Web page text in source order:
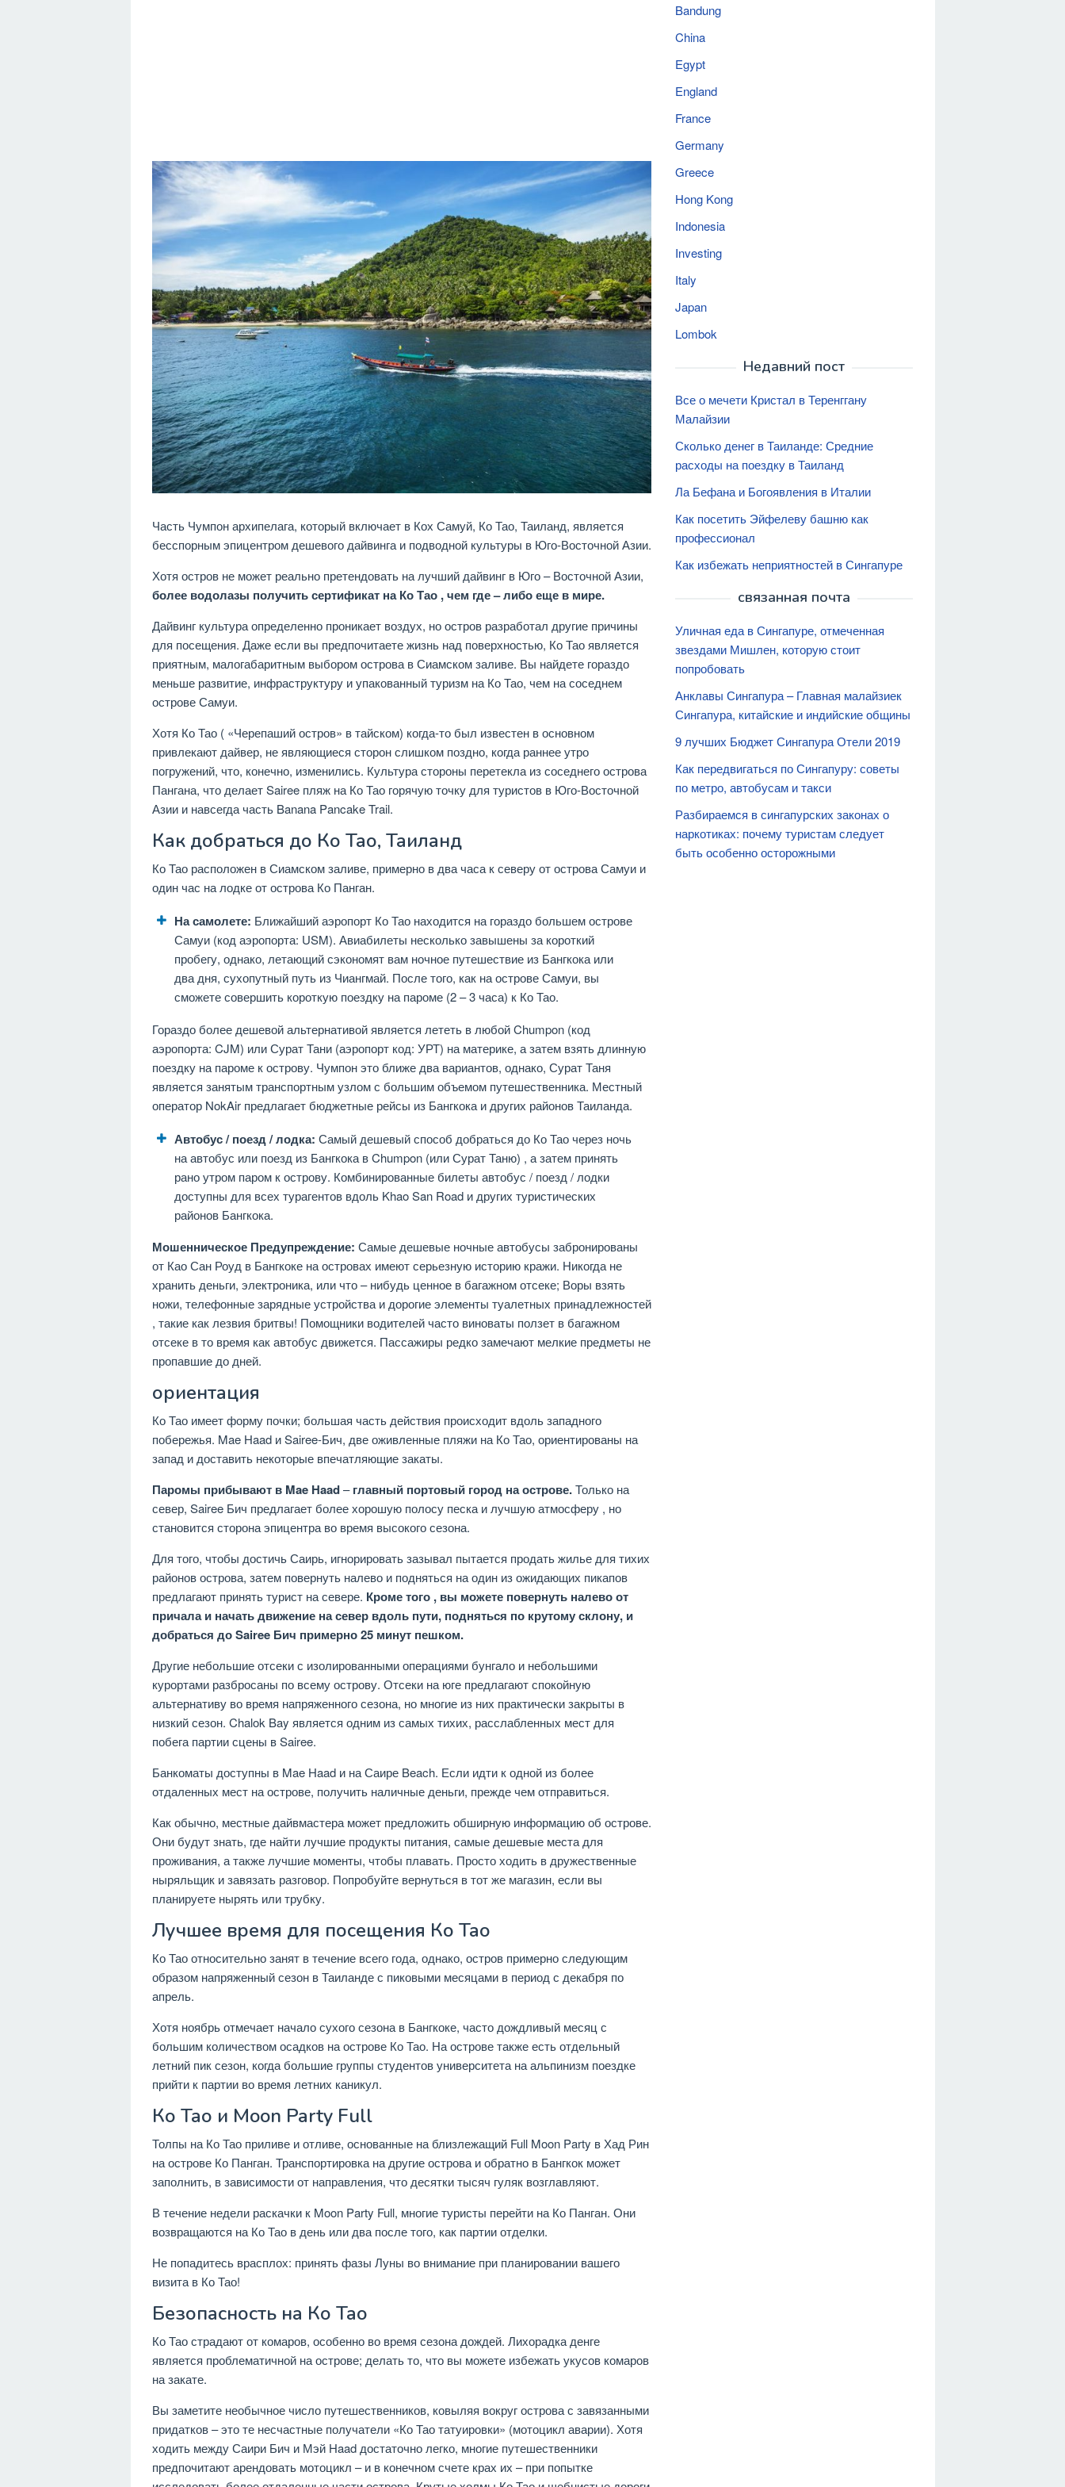
Часть Чумпон архипелага, который включает в Кох Самуй, Ко Тао, Таиланд, является
бесспорным эпицентром дешевого дайвинга и подводной культуры в Юго-Восточной Азии.
Хотя остров не может реально претендовать на лучший дайвинг в Юго – Восточной Азии,
более водолазы получить сертификат на Ко Тао , чем где – либо еще в мире.
Дайвинг культура определенно проникает воздух, но остров разработал другие причины
для посещения. Даже если вы предпочитаете жизнь над поверхностью, Ко Тао является
приятным, малогабаритным выбором острова в Сиамском заливе. Вы найдете гораздо
меньше развитие, инфраструктуру и упакованный туризм на Ко Тао, чем на соседнем
острове Самуи.
Хотя Ко Тао ( «Черепаший остров» в тайском) когда-то был известен в основном
привлекают дайвер, не являющиеся сторон слишком поздно, когда раннее утро
погружений, что, конечно, изменились. Культура стороны перетекла из соседнего острова
Пангана, что делает Sairee пляж на Ко Тао горячую точку для туристов в Юго-Восточной
Азии и навсегда часть Banana Pancake Trail.
Как добраться до Ко Тао, Таиланд
Ко Тао расположен в Сиамском заливе, примерно в два часа к северу от острова Самуи и
один час на лодке от острова Ко Панган.
На самолете: Ближайший аэропорт Ко Тао находится на гораздо большем острове
Самуи (код аэропорта: USM). Авиабилеты несколько завышены за короткий
пробегу, однако, летающий сэкономят вам ночное путешествие из Бангкока или
два дня, сухопутный путь из Чиангмай. После того, как на острове Самуи, вы
сможете совершить короткую поездку на пароме (2 – 3 часа) к Ко Тао.
Гораздо более дешевой альтернативой является лететь в любой Chumpon (код
аэропорта: CJM) или Сурат Тани (аэропорт код: УРТ) на материке, а затем взять длинную
поездку на пароме к острову. Чумпон это ближе два вариантов, однако, Сурат Таня
является занятым транспортным узлом с большим объемом путешественника. Местный
оператор NokAir предлагает бюджетные рейсы из Бангкока и других районов Таиланда.
Автобус / поезд / лодка: Самый дешевый способ добраться до Ко Тао через ночь
на автобус или поезд из Бангкока в Chumpon (или Сурат Таню) , а затем принять
рано утром паром к острову. Комбинированные билеты автобус / поезд / лодки
доступны для всех турагентов вдоль Khao San Road и других туристических
районов Бангкока.
Мошенническое Предупреждение: Самые дешевые ночные автобусы забронированы
от Као Сан Роуд в Бангкоке на островах имеют серьезную историю кражи. Никогда не
хранить деньги, электроника, или что – нибудь ценное в багажном отсеке; Воры взять
ножи, телефонные зарядные устройства и дорогие элементы туалетных принадлежностей
, такие как лезвия бритвы! Помощники водителей часто виноваты ползет в багажном
отсеке в то время как автобус движется. Пассажиры редко замечают мелкие предметы не
пропавшие до дней.
ориентация
Ко Тао имеет форму почки; большая часть действия происходит вдоль западного
побережья. Mae Haad и Sairee-Бич, две оживленные пляжи на Ко Тао, ориентированы на
запад и доставить некоторые впечатляющие закаты.
Паромы прибывают в Mae Haad–главный портовый город на острове.Только на
север, Sairee Бич предлагает более хорошую полосу песка и лучшую атмосферу , но
становится сторона эпицентра во время высокого сезона.
Для того, чтобы достичь Саирь, игнорировать зазывал пытается продать жилье для тихих
районов острова, затем повернуть налево и подняться на один из ожидающих пикапов
предлагают принять турист на севере. Кроме того , вы можете повернуть налево от
причала и начать движение на север вдоль пути, подняться по крутому склону, и
добраться до Sairee Бич примерно 25 минут пешком.
Другие небольшие отсеки с изолированными операциями бунгало и небольшими
курортами разбросаны по всему острову. Отсеки на юге предлагают спокойную
альтернативу во время напряженного сезона, но многие из них практически закрыты в
низкий сезон. Chalok Bay является одним из самых тихих, расслабленных мест для
побега партии сцены в Sairee.
Банкоматы доступны в Mae Haad и на Саире Beach. Если идти к одной из более
отдаленных мест на острове, получить наличные деньги, прежде чем отправиться.
Как обычно, местные дайвмастера может предложить обширную информацию об острове.
Они будут знать, где найти лучшие продукты питания, самые дешевые места для
проживания, а также лучшие моменты, чтобы плавать. Просто ходить в дружественные
ныряльщик и завязать разговор. Попробуйте вернуться в тот же магазин, если вы
планируете нырять или трубку.
Лучшее время для посещения Ко Тао
Ко Тао относительно занят в течение всего года, однако, остров примерно следующим
образом напряженный сезон в Таиланде с пиковыми месяцами в период с декабря по
апрель.
Хотя ноябрь отмечает начало сухого сезона в Бангкоке, часто дождливый месяц с
большим количеством осадков на острове Ко Тао. На острове также есть отдельный
летний пик сезон, когда большие группы студентов университета на альпинизм поездке
прийти к партии во время летних каникул.
Ко Тао и Moon Party Full
Толпы на Ко Тао приливе и отливе, основанные на близлежащий Full Moon Party в Хад Рин
на острове Ко Панган. Транспортировка на другие острова и обратно в Бангкок может
заполнить, в зависимости от направления, что десятки тысяч гуляк возглавляют.
В течение недели раскачки к Moon Party Full, многие туристы перейти на Ко Панган. Они
возвращаются на Ко Тао в день или два после того, как партии отделки.
Не попадитесь врасплох: принять фазы Луны во внимание при планировании вашего
визита в Ко Тао!
Безопасность на Ко Тао
Ко Тао страдают от комаров, особенно во время сезона дождей. Лихорадка денге
является проблематичной на острове; делать то, что вы можете избежать укусов комаров
на закате.
Вы заметите необычное число путешественников, ковыляя вокруг острова с завязанными
придатков – это те несчастные получатели «Ко Тао татуировки» (мотоцикл аварии). Хотя
ходить между Саири Бич и Мэй Haad достаточно легко, многие путешественники
предпочитают арендовать мотоцикл – и в конечном счете крах их – при попытке
Bandung
China
Egypt
England
France
Germany
Greece
Hong Kong
Indonesia
Investing
Italy
Japan
Lombok
Недавний пост
Все о мечети Кристал в Теренггану
Малайзии
Сколько денег в Таиланде: Средние
расходы на поездку в Таиланд
Ла Бефана и Богоявления в Италии
Как посетить Эйфелеву башню как
профессионал
Как избежать неприятностей в Сингапуре
связанная почта
Уличная еда в Сингапуре, отмеченная
звездами Мишлен, которую стоит
попробовать
Анклавы Сингапура – Главная малайзиек
Сингапура, китайские и индийские общины
9 лучших Бюджет Сингапура Отели 2019
Как передвигаться по Сингапуру: советы
по метро, автобусам и такси
Разбираемся в сингапурских законах о
наркотиках: почему туристам следует
быть особенно осторожными